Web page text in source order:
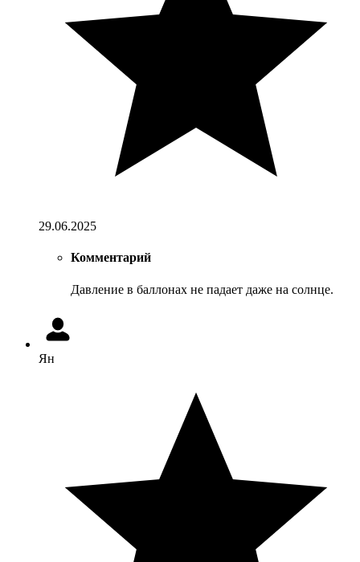
29.06.2025
Комментарий
Давление в баллонах не падает даже на солнце.
Ян